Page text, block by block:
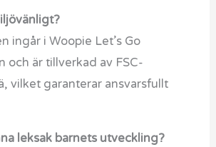
ingår i Woopie Let’s Go
och är tillverkad av FSC-
vilket garanterar ansvarsfullt
leksak barnets utveckling?